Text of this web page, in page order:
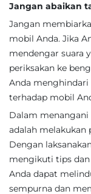
Jangan abaikan
Jangan
mobil Anda. Jika
mendengar suara
periksakan ke
Anda
terhadap mobil
Dalam menangani
adalah melakukan
Dengan
mengikuti tips
Anda dapat
sempurna dan